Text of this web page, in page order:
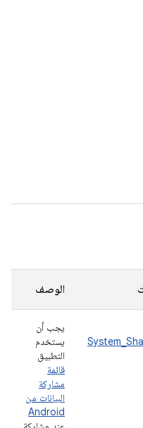
الوصف
يجب أن
يستخدم
التطبيق
قائمة
مشاركة
البيانات من
Android